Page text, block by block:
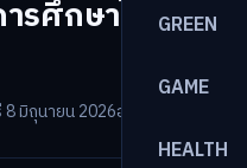
GREEN
GAME
HEALTH
รศึกษาไทยที่
มิถุนายน 2026อ่าน 26 นาที